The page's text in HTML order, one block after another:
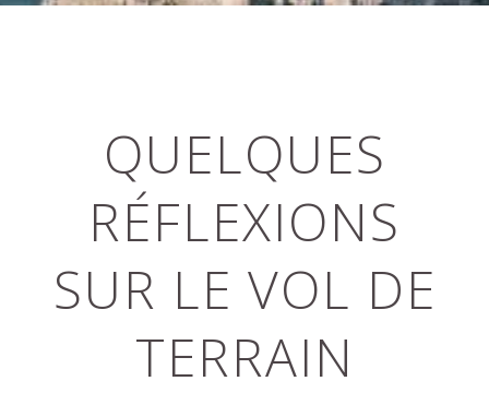
QUELQUES
RÉFLEXIONS
SUR LE VOL DE
TERRAIN